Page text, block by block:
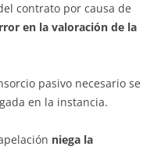
contrato por causa de
en la valoración de la
pasivo necesario se
en la instancia.
niega la